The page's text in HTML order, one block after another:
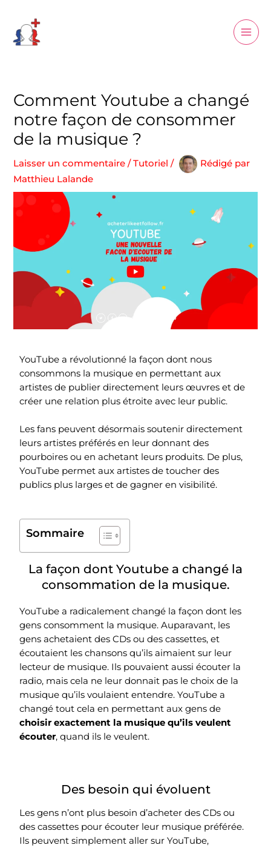
contenu
Menu
Comment Youtube a changé
notre façon de consommer
de la musique ?
Laisser un commentaire /Tutoriel /
Rédigé par
Matthieu Lalande
YouTube a révolutionné la façon dont nous
consommons la musique en permettant aux
artistes de publier directement leurs œuvres et de
créer une relation plus étroite avec leur public.
Les fans peuvent désormais soutenir directement
leurs artistes préférés en leur donnant des
pourboires ou en achetant leurs produits. De plus,
YouTube permet aux artistes de toucher des
publics plus larges et de gagner en visibilité.
Sommaire
La façon dont Youtube a changé la
consommation de la musique.
YouTube a radicalement changé la façon dont les
gens consomment la musique. Auparavant, les
gens achetaient des CDs ou des cassettes, et
écoutaient les chansons qu’ils aimaient sur leur
lecteur de musique. Ils pouvaient aussi écouter la
radio, mais cela ne leur donnait pas le choix de la
musique qu’ils voulaient entendre. YouTube a
changé tout cela en permettant aux gens de
choisir exactement la musique qu’ils veulent
écouter, quand ils le veulent.
Des besoin qui évoluent
Les gens n’ont plus besoin d’acheter des CDs ou
des cassettes pour écouter leur musique préférée.
Ils peuvent simplement aller sur YouTube,